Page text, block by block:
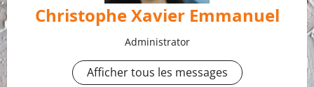
Christophe Xavier Emmanuel
Administrator
Afficher tous les messages